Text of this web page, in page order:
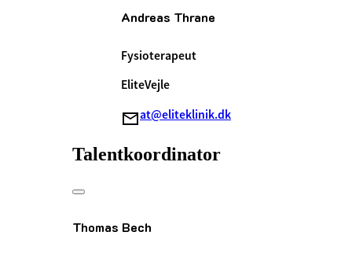
Andreas Thrane
Fysioterapeut
EliteVejle
at@eliteklinik.dk
Talentkoordinator
Thomas Bech